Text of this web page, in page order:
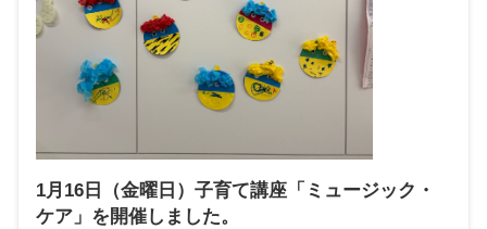
1月16日（金曜日）子育て講座「ミュージック・
ケア」を開催しました。